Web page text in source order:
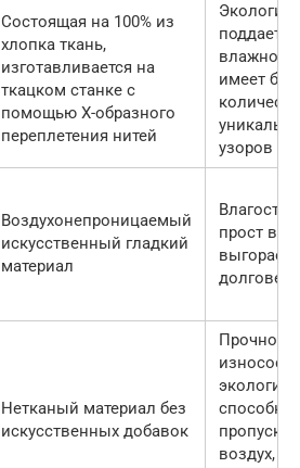
Состоящая на 100% из
хлопка ткань,
изготавливается на
ткацком станке с
помощью Х-образного
переплетения нитей
поддается
влажной
имеет
узоров
Воздухонепроницаемый
искусственный гладкий
материал
прост в
выгорает,
Нетканый материал без
искусственных добавок
воздух,